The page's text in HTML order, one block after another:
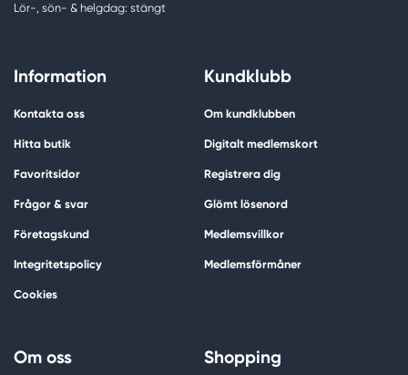
Lör-, sön- & helgdag: stängt
Information
Kontakta oss
Hitta butik
Favoritsidor
Frågor & svar
Företagskund
Integritetspolicy
Cookies
Kundklubb
Om kundklubben
Digitalt medlemskort
Registrera dig
Glömt lösenord
Medlemsvillkor
Medlemsförmåner
Om oss Shopping